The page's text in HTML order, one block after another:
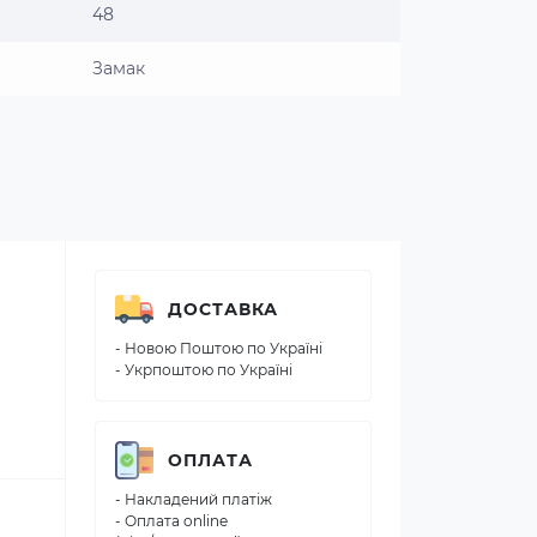
48
Замак
ДОСТАВКА
- Новою Поштою по Україні
- Укрпоштою по Україні
ОПЛАТА
- Накладений платіж
- Оплата online